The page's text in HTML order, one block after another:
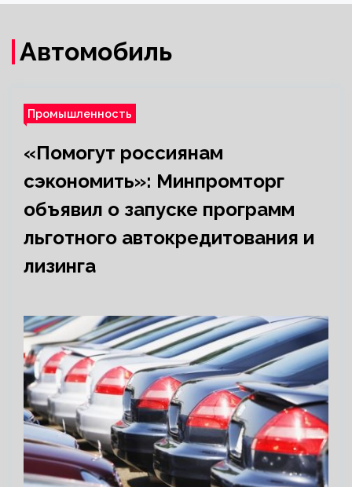
Автомобиль
Промышленность
«Помогут россиянам
сэкономить»: Минпромторг
объявил о запуске программ
льготного автокредитования и
лизинга